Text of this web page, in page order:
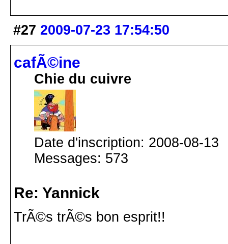
#27 2009-07-23 17:54:50
cafÃ©ine
Chie du cuivre
Date d'inscription: 2008-08-13
Messages: 573
Re: Yannick
TrÃ©s trÃ©s bon esprit!!